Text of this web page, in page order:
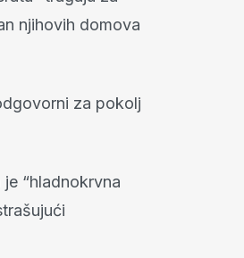
njihovih domova
za pokolj
“hladnokrvna